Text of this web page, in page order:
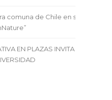
comuna de Chile en ser
EN PLAZAS INVITA A